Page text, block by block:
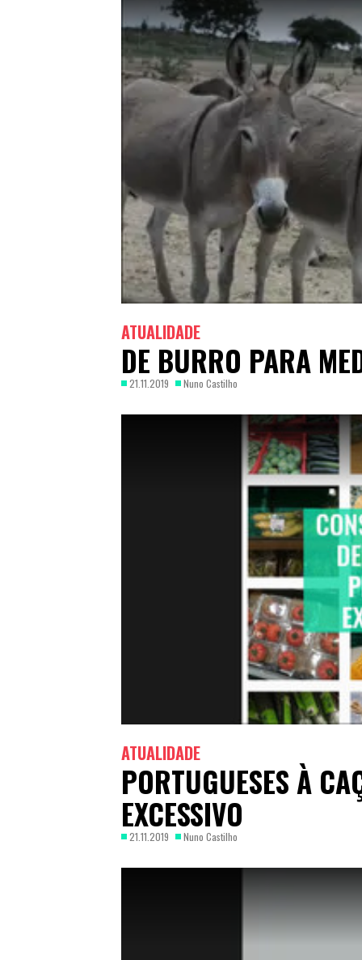
ATUALIDADE
DE BURRO PARA
21.11.2019 Nuno Castilho
ATUALIDADE
PORTUGUESES À
EXCESSIVO
21.11.2019 Nuno Castilho